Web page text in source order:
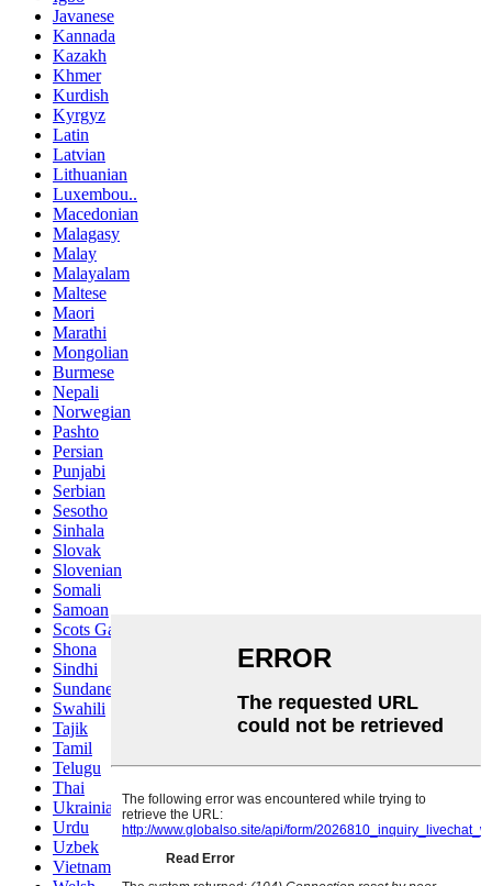
Javanese
Kannada
Kazakh
Khmer
Kurdish
Kyrgyz
Latin
Latvian
Lithuanian
Luxembou..
Macedonian
Malagasy
Malay
Malayalam
Maltese
Maori
Marathi
Mongolian
Burmese
Nepali
Norwegian
Pashto
Persian
Punjabi
Serbian
Sesotho
Sinhala
Slovak
Slovenian
Somali
Samoan
Scots Gaelic
Shona
Sindhi
Sundanese
Swahili
Tajik
Tamil
Telugu
Thai
Ukrainian
Urdu
Uzbek
Vietnamese